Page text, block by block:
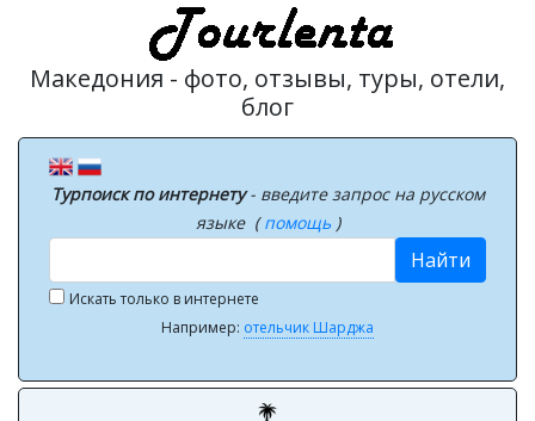
Македония - фото, отзывы, туры, отели,
блог
Турпоиск по интернету- введите запрос на русском
языке (помощь )
Найти
Искать только в интернете
Например: отельчик Шарджа